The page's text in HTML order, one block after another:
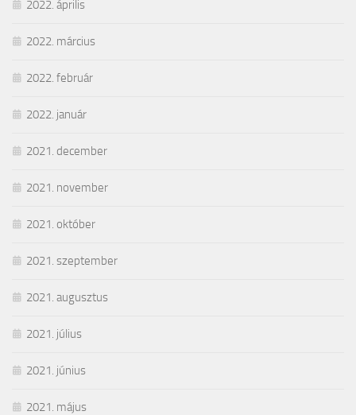
2022. április
2022. március
2022. február
2022. január
2021. december
2021. november
2021. október
2021. szeptember
2021. augusztus
2021. július
2021. június
2021. május